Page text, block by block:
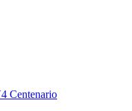
Centenario